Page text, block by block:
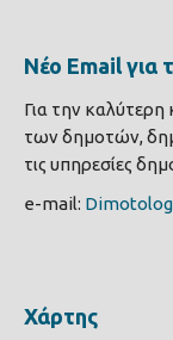
Νέο Email για
Για την
των δημοτών,
τις υπηρεσίες
e-mail:
Χάρτης